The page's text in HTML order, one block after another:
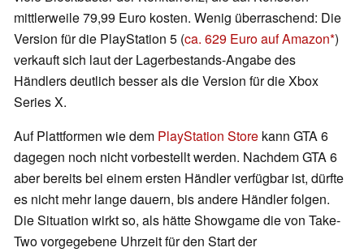
mittlerweile 79,99 Euro kosten. Wenig überraschend: Die
Version für die PlayStation 5 (ca. 629 Euro auf Amazon )
verkauft sich laut der Lagerbestands-Angabe des
Händlers deutlich besser als die Version für die Xbox
Series X.
Auf Plattformen wie dem PlayStation Store kann GTA 6
dagegen noch nicht vorbestellt werden. Nachdem GTA 6
aber bereits bei einem ersten Händler verfügbar ist, dürfte
es nicht mehr lange dauern, bis andere Händler folgen.
Die Situation wirkt so, als hätte Showgame die von Take-
Two vorgegebene Uhrzeit für den Start der